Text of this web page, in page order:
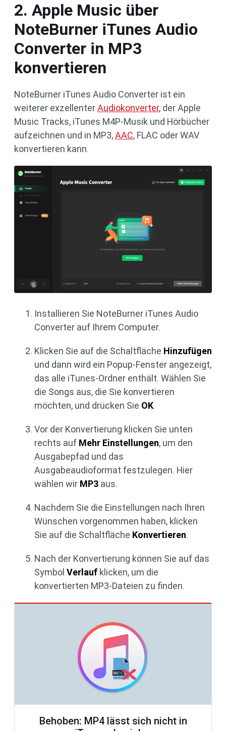
2. Apple Music über
NoteBurner iTunes Audio
Converter in MP3
konvertieren
NoteBurner iTunes Audio Converter ist ein
weiterer exzellenterAudiokonverter, der Apple
Music Tracks, iTunes M4P-Musik und Hörbücher
aufzeichnen und in MP3,AAC, FLAC oder WAV
konvertieren kann.
Installieren Sie NoteBurner iTunes Audio
Converter auf Ihrem Computer.
Klicken Sie auf die Schaltfläche Hinzufügen
und dann wird ein Popup-Fenster angezeigt,
das alle iTunes-Ordner enthält. Wählen Sie
die Songs aus, die Sie konvertieren
möchten, und drücken Sie OK.
Vor der Konvertierung klicken Sie unten
rechts auf Mehr Einstellungen, um den
Ausgabepfad und das
Ausgabeaudioformat festzulegen. Hier
wählen wir MP3 aus.
Nachdem Sie die Einstellungen nach Ihren
Wünschen vorgenommen haben, klicken
Sie auf die Schaltfläche Konvertieren.
Nach der Konvertierung können Sie auf das
Symbol Verlauf klicken, um die
konvertierten MP3-Dateien zu finden.
Behoben: MP4 lässt sich nicht in